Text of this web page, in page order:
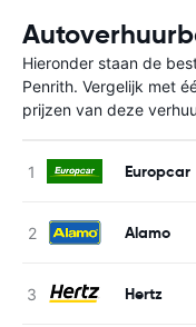
Hieronder staan de
Penrith. Vergelijk met
prijzen van deze
Europcar
Alamo
Hertz